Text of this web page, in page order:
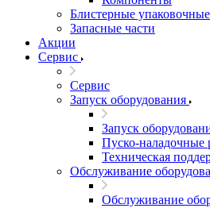
Блистерные
Запасные части
Акции
Сервис
Сервис
Запуск оборудования
Запуск
Пуско-наладочные
Техническая
Обслуживание
Обслуживание